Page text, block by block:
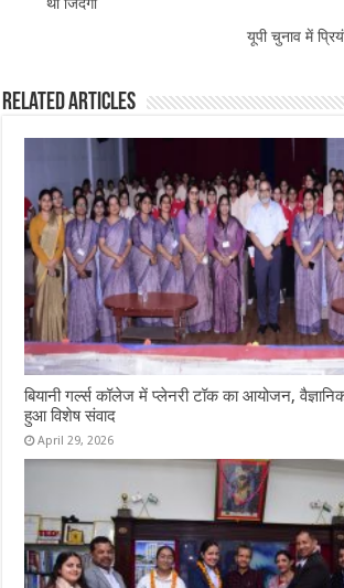
यूपी चुनाव में
Related Articles
बियानी गर्ल्स कॉलेज में प्लेनरी टॉक का आयोजन,
हुआ विशेष संवाद
April 29, 2026